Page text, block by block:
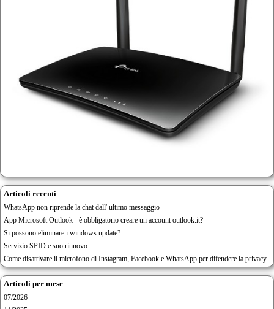
Articoli recenti
WhatsApp non riprende la chat dall' ultimo messaggio
App Microsoft Outlook - è obbligatorio creare un account outlook.it?
Si possono eliminare i windows update?
Servizio SPID e suo rinnovo
Come disattivare il microfono di Instagram, Facebook e WhatsApp per difendere la privacy
Articoli per mese
07/2026